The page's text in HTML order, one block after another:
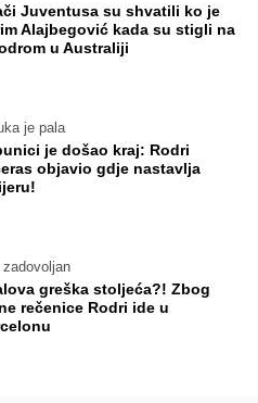
Juventusa su shvatili ko je
Alajbegović kada su stigli na
u Australiji
je pala
je došao kraj: Rodri
objavio gdje nastavlja
zadovoljan
greška stoljeća?! Zbog
rečenice Rodri ide u